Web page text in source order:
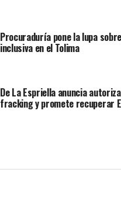
Procuraduría pone la lupa
inclusiva en el Tolima
De La Espriella anuncia
fracking y promete recuperar